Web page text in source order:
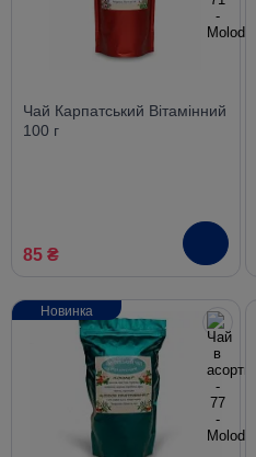
Чай Карпатський Вітамінний
100 г
85 ₴
Новинка